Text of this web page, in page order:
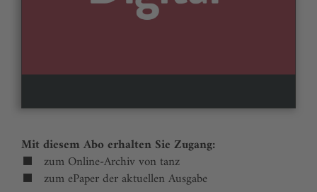
Mit diesem Abo erhalten Sie Zugang:
zum Online-Archiv von tanz
zum ePaper der aktuellen Ausgabe